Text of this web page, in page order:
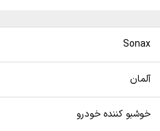
Sonax
آلمان
خوشبو کننده خودرو